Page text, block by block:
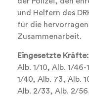
und Helfern des
für die
Zusammenarbeit.
Eingesetzte Kräfte:
Alb. 1/10, Alb. 1/
1/40, Alb. 73, Alb.
Alb. 2/33, Alb. 2/